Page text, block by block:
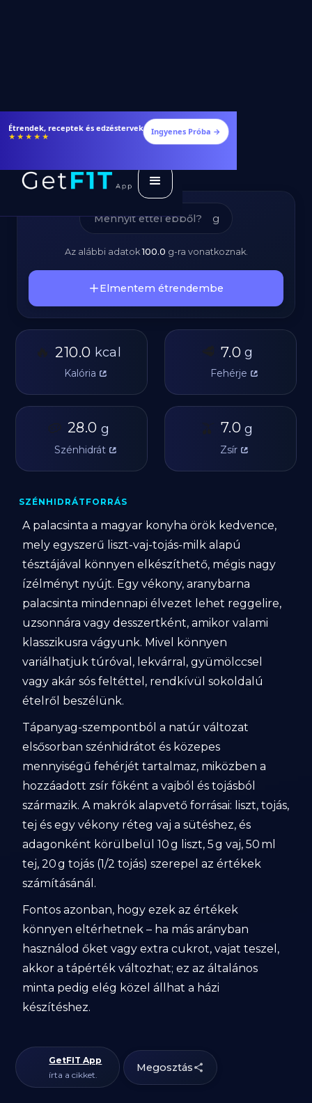
Étrendek, receptek és edzéstervek
★★★★★ Ingyenes Próba →
Palacsinta (Natúr) –
Kalóriatartalom és
Tápanyagok
g
Az alábbi adatok100.0 g-ra vonatkoznak.
Elmentem étrendembe
🔥 210.0 kcal
Kalória
🥩 7.0 g
Fehérje
🥔 28.0 g
Szénhidrát
🫒 7.0 g
Zsír
SZÉNHIDRÁTFORRÁS
A palacsinta a magyar konyha örök kedvence,
mely egyszerű liszt-vaj-tojás-milk alapú
tésztájával könnyen elkészíthető, mégis nagy
ízélményt nyújt. Egy vékony, aranybarna
palacsinta mindennapi élvezet lehet reggelire,
uzsonnára vagy desszertként, amikor valami
klasszikusra vágyunk. Mivel könnyen
variálhatjuk túróval, lekvárral, gyümölccsel
vagy akár sós feltéttel, rendkívül sokoldalú
ételről beszélünk.
Tápanyag-szempontból a natúr változat
elsősorban szénhidrátot és közepes
mennyiségű fehérjét tartalmaz, miközben a
hozzáadott zsír főként a vajból és tojásból
származik. A makrók alapvető forrásai: liszt, tojás,
tej és egy vékony réteg vaj a sütéshez, és
adagonként körülbelül 10 g liszt, 5 g vaj, 50 ml
tej, 20 g tojás (1/2 tojás) szerepel az értékek
számításánál.
Fontos azonban, hogy ezek az értékek
könnyen eltérhetnek – ha más arányban
használod őket vagy extra cukrot, vajat teszel,
akkor a tápérték változhat; ez az általános
minta pedig elég közel állhat a házi
készítéshez.
GetFIT App
írta a cikket.
Megosztás